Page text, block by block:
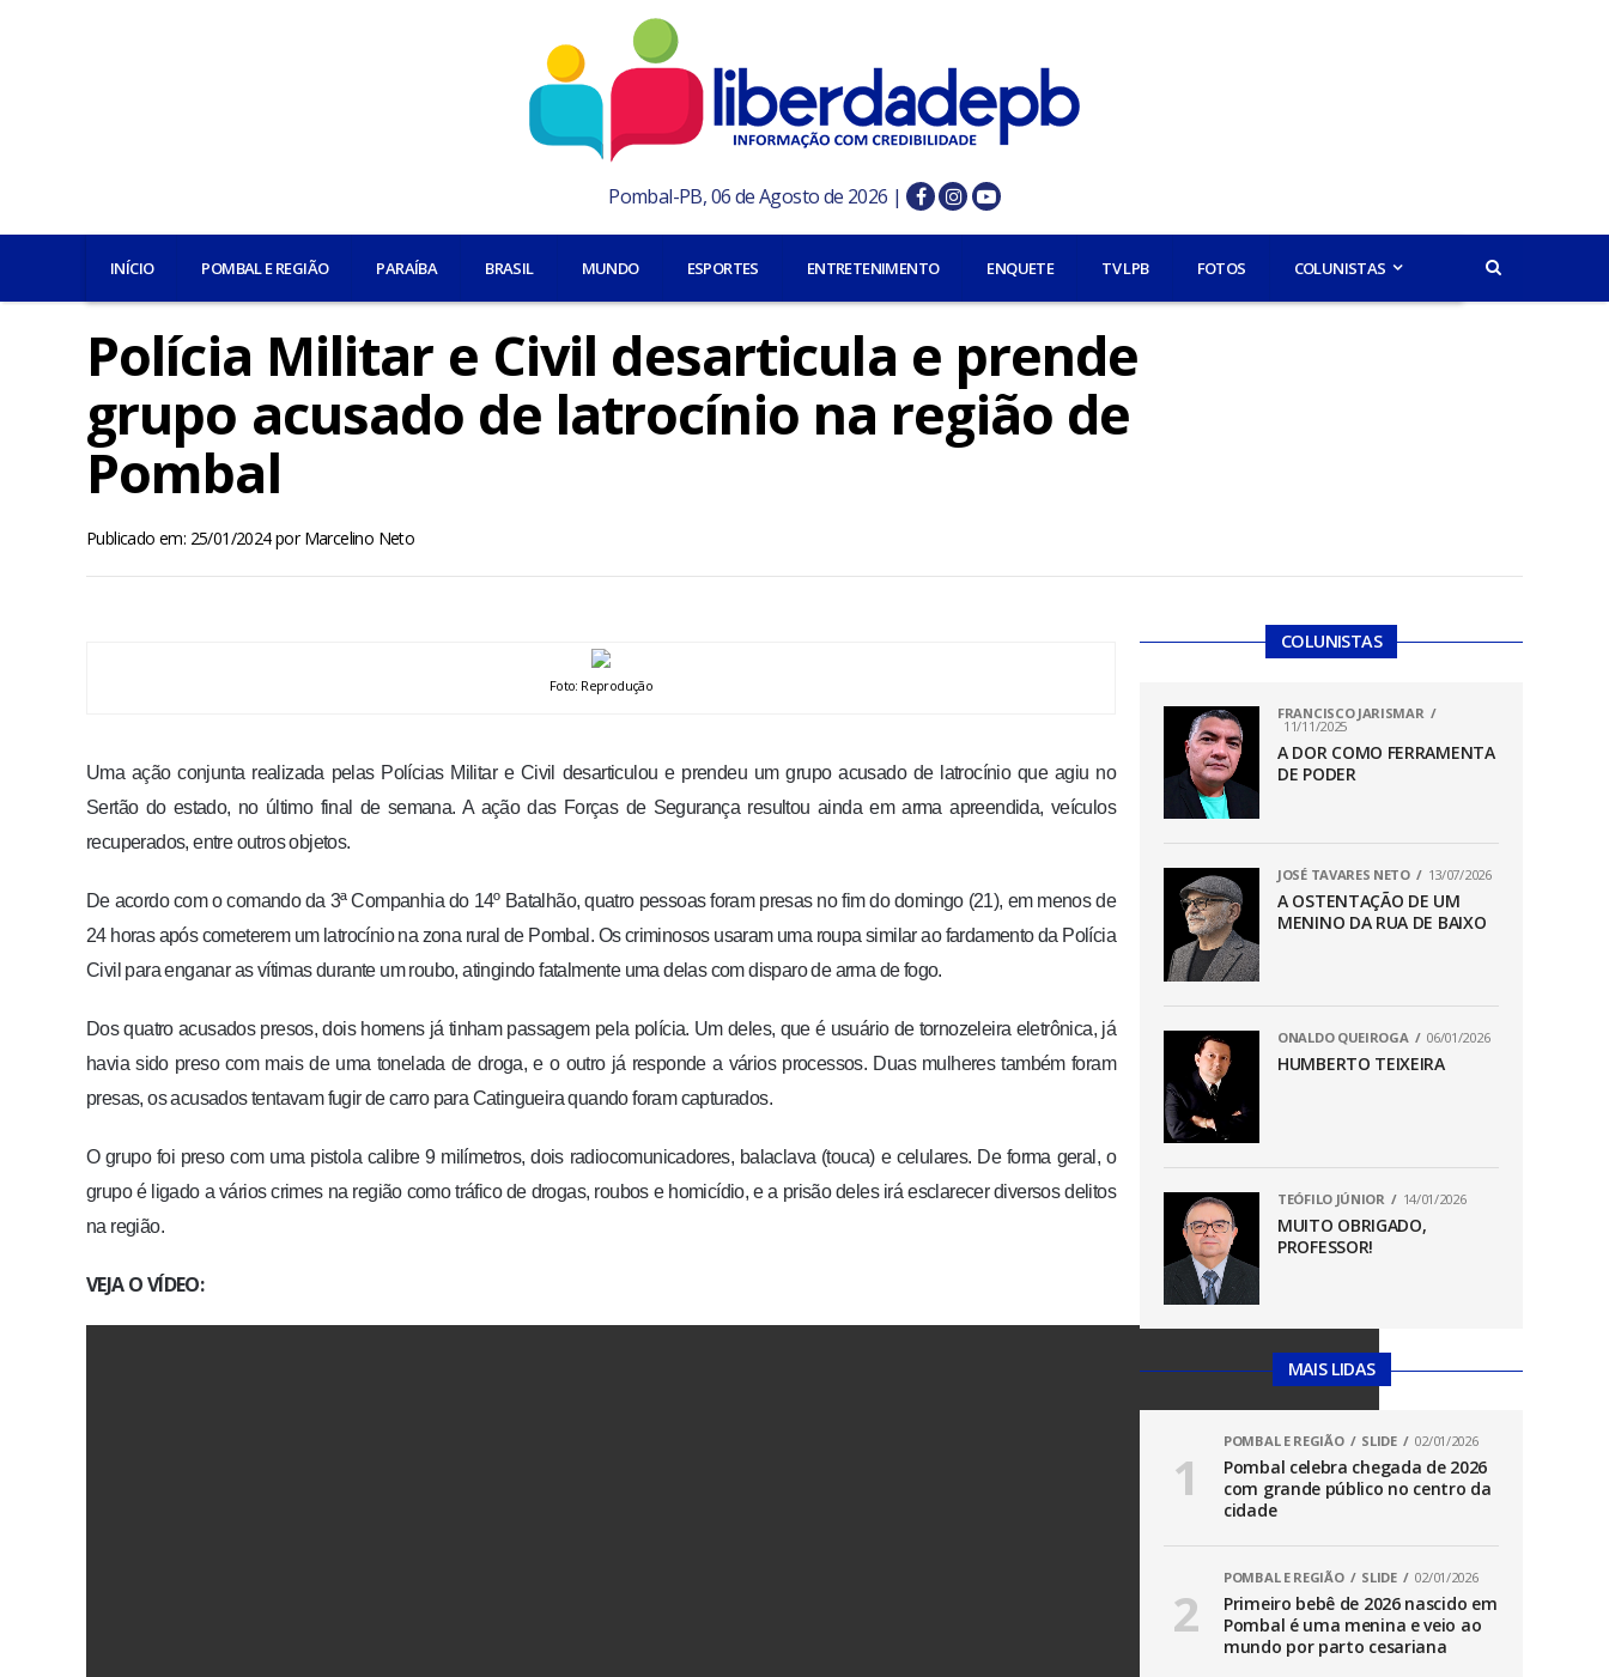
Pombal-PB, 06 de Agosto de 2026 |
INÍCIO POMBAL E REGIÃO PARAÍBA BRASIL MUNDO ESPORTES ENTRETENIMENTO ENQUETE TV LPB FOTOS COLUNISTAS
Polícia Militar e Civil desarticula e prende
grupo acusado de latrocínio na região de
Pombal
Publicado em: 25/01/2024porMarcelino Neto
Foto: Reprodução
Uma ação conjunta realizada pelas Polícias Militar e Civil desarticulou e prendeu um grupo acusado de latrocínio que agiu no
Sertão do estado, no último final de semana. A ação das Forças de Segurança resultou ainda em arma apreendida, veículos
recuperados, entre outros objetos.
De acordo com o comando da 3ª Companhia do 14º Batalhão, quatro pessoas foram presas no fim do domingo (21), em menos de
24 horas após cometerem um latrocínio na zona rural de Pombal. Os criminosos usaram uma roupa similar ao fardamento da Polícia
Civil para enganar as vítimas durante um roubo, atingindo fatalmente uma delas com disparo de arma de fogo.
Dos quatro acusados presos, dois homens já tinham passagem pela polícia. Um deles, que é usuário de tornozeleira eletrônica, já
havia sido preso com mais de uma tonelada de droga, e o outro já responde a vários processos. Duas mulheres também foram
presas, os acusados tentavam fugir de carro para Catingueira quando foram capturados.
O grupo foi preso com uma pistola calibre 9 milímetros, dois radiocomunicadores, balaclava (touca) e celulares. De forma geral, o
grupo é ligado a vários crimes na região como tráfico de drogas, roubos e homicídio, e a prisão deles irá esclarecer diversos delitos
na região.
VEJA O VÍDEO:
COLUNISTAS
FRANCISCO JARISMAR
11/11/2025
A DOR COMO FERRAMENTA
DE PODER
JOSÉ TAVARES NETO 13/07/2026
A OSTENTAÇÃO DE UM
MENINO DA RUA DE BAIXO
ONALDO QUEIROGA 06/01/2026
HUMBERTO TEIXEIRA
TEÓFILO JÚNIOR 14/01/2026
MUITO OBRIGADO,
PROFESSOR!
MAIS LIDAS
POMBAL E REGIÃO SLIDE 02/01/2026
Pombal celebra chegada de 2026
com grande público no centro da
cidade
POMBAL E REGIÃO SLIDE 02/01/2026
Primeiro bebê de 2026 nascido em
Pombal é uma menina e veio ao
mundo por parto cesariana